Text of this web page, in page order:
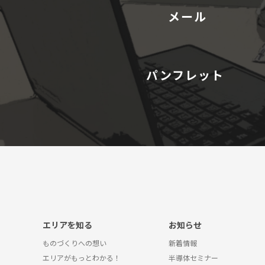
メール
パンフレット
エリアを知る
ものづくりへの想い
エリアがもっとわかる！
お知らせ
新着情報
半導体セミナー